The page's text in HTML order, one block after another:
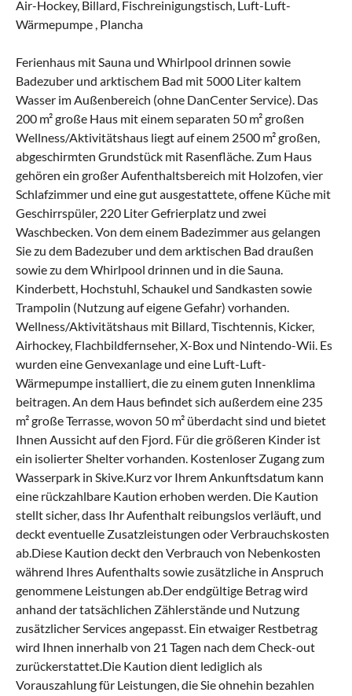
Air-Hockey, Billard, Fischreinigungstisch, Luft-Luft-
Wärmepumpe , Plancha
Ferienhaus mit Sauna und Whirlpool drinnen sowie
Badezuber und arktischem Bad mit 5000 Liter kaltem
Wasser im Außenbereich (ohne DanCenter Service). Das
200 m² große Haus mit einem separaten 50 m² großen
Wellness/Aktivitätshaus liegt auf einem 2500 m² großen,
abgeschirmten Grundstück mit Rasenfläche. Zum Haus
gehören ein großer Aufenthaltsbereich mit Holzofen, vier
Schlafzimmer und eine gut ausgestattete, offene Küche mit
Geschirrspüler, 220 Liter Gefrierplatz und zwei
Waschbecken. Von dem einem Badezimmer aus gelangen
Sie zu dem Badezuber und dem arktischen Bad draußen
sowie zu dem Whirlpool drinnen und in die Sauna.
Kinderbett, Hochstuhl, Schaukel und Sandkasten sowie
Trampolin (Nutzung auf eigene Gefahr) vorhanden.
Wellness/Aktivitätshaus mit Billard, Tischtennis, Kicker,
Airhockey, Flachbildfernseher, X-Box und Nintendo-Wii. Es
wurden eine Genvexanlage und eine Luft-Luft-
Wärmepumpe installiert, die zu einem guten Innenklima
beitragen. An dem Haus befindet sich außerdem eine 235
m² große Terrasse, wovon 50 m² überdacht sind und bietet
Ihnen Aussicht auf den Fjord. Für die größeren Kinder ist
ein isolierter Shelter vorhanden. Kostenloser Zugang zum
Wasserpark in Skive.Kurz vor Ihrem Ankunftsdatum kann
eine rückzahlbare Kaution erhoben werden. Die Kaution
stellt sicher, dass Ihr Aufenthalt reibungslos verläuft, und
deckt eventuelle Zusatzleistungen oder Verbrauchskosten
ab.Diese Kaution deckt den Verbrauch von Nebenkosten
während Ihres Aufenthalts sowie zusätzliche in Anspruch
genommene Leistungen ab.Der endgültige Betrag wird
anhand der tatsächlichen Zählerstände und Nutzung
zusätzlicher Services angepasst. Ein etwaiger Restbetrag
wird Ihnen innerhalb von 21 Tagen nach dem Check-out
zurückerstattet.Die Kaution dient lediglich als
Vorauszahlung für Leistungen, die Sie ohnehin bezahlen